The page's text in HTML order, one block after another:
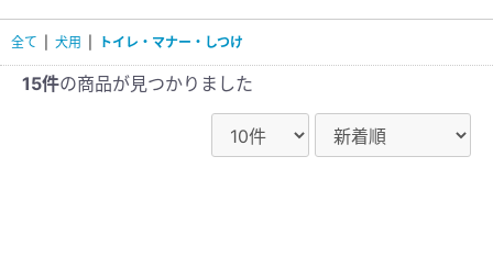
全て 犬用 トイレ・マナー・しつけ
15件の商品が見つかりました